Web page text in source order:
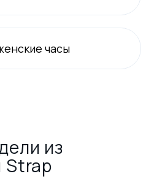
часы
из
Strap